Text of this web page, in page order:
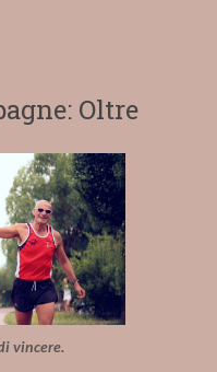
Oltre
vincere.